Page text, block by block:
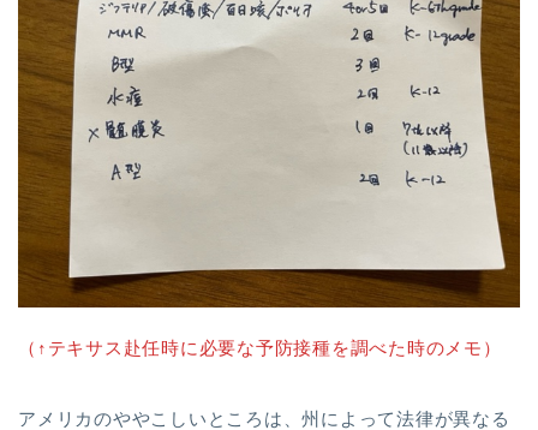
（↑テキサス赴任時に必要な予防接種を調べた時のメモ）
アメリカのややこしいところは、州によって法律が異なる